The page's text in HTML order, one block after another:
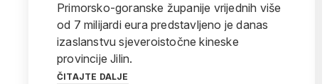
Primorsko-goranske županije vrijednih više
od 7 milijardi eura predstavljeno je danas
izaslanstvu sjeveroistočne kineske
provincije Jilin.
ČITAJTE DALJE